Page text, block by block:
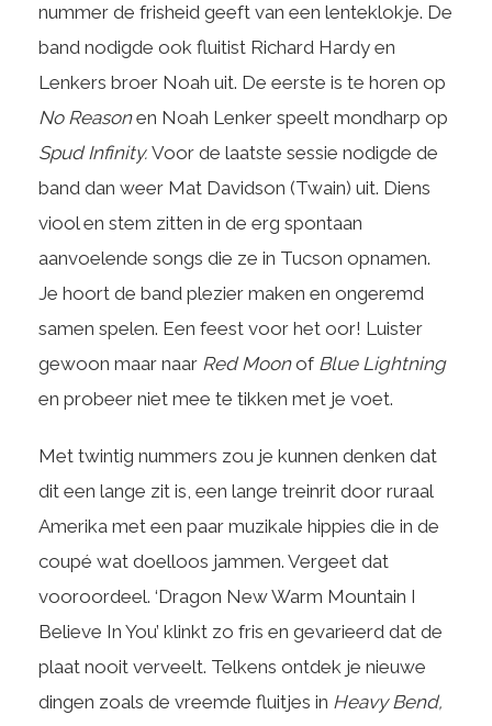
nummer de frisheid geeft van een lenteklokje. De
band nodigde ook fluitist Richard Hardy en
Lenkers broer Noah uit. De eerste is te horen op
No Reasonen Noah Lenker speelt mondharp op
Spud Infinity. Voor de laatste sessie nodigde de
band dan weer Mat Davidson (Twain) uit. Diens
viool en stem zitten in de erg spontaan
aanvoelende songs die ze in Tucson opnamen.
Je hoort de band plezier maken en ongeremd
samen spelen. Een feest voor het oor! Luister
gewoon maar naar Red Moonof Blue Lightning
en probeer niet mee te tikken met je voet.
Met twintig nummers zou je kunnen denken dat
dit een lange zit is, een lange treinrit door ruraal
Amerika met een paar muzikale hippies die in de
coupé wat doelloos jammen. Vergeet dat
vooroordeel. ‘Dragon New Warm Mountain I
Believe In You’ klinkt zo fris en gevarieerd dat de
plaat nooit verveelt. Telkens ontdek je nieuwe
dingen zoals de vreemde fluitjes in Heavy Bend,